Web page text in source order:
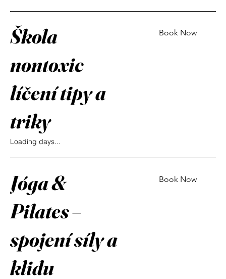
Škola
nontoxic
líčení tipy a
triky
Loading days...
Book Now
Jóga &
Pilates –
spojení síly a
klidu
Book Now